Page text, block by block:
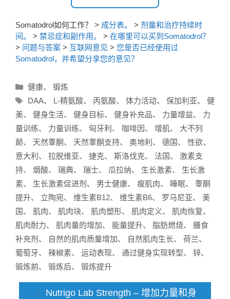
Somatodrol如何工作？ > 成分表。 > 剂量和治疗持续时
间。
> 禁忌症和副作用。 > 在哪里可以买到Somatodrol？
> 问题与答案 > 互联网意见 > 您是否已经使用过
Somatodrol，并希望分享您的意见？
分
类
健康、 锻炼
标
签
DAA、 L-精氨酸、 丙氨酸、 体力活动、 保加利亚、 健
美、 健身生活、 健身目标、 健身补充品、 力量增益、 力
量训练、 力量训练、 匈牙利 、 咖啡因、 增肌、 大不列
颠、 天然睾酮、 天然睾酮支持、 奥地利 、 德国、 性欲、
意大利 、 拉脱维亚、 捷克、 斯洛伐克、 法国、 激素支
持、 烟酸、 瑞典、 瑞士、 瓜拉纳、 生长激素、 生长激
素、 生长激素促进剂 、 男士健康、 瘦肌肉、 睡眠、 睾酮
提升、 立陶宛、 维生素B12、 维生素B6、 罗马尼亚、 美
国、 肌肉、 肌肉块、 肌肉塑形、 肌肉定义、 肌肉恢复、
肌肉耐力、 肌肉量的增加、 能量提升、 脂肪燃烧、 膳食
补充剂 、 自然的肌肉质量增加、 自然肌肉生长、 荷兰、
葡萄牙、 辣椒素、 运动表现、 通过健身实现转型、 锌、
锻炼前、 锻炼后、 锻炼提升
Nutrigo Lab Strength – 增加力量和身